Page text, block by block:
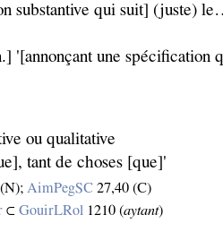
substantive qui suit] (juste)
'[annonçant une spécification
ou qualitative
tant de choses [que]'
AimPegSC 27,40 (C)
⊂GouirLRol 1210 (aytant)